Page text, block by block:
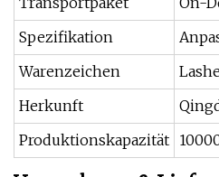
Spezifikation
Warenzeichen
Herkunft
Produktionskapazität